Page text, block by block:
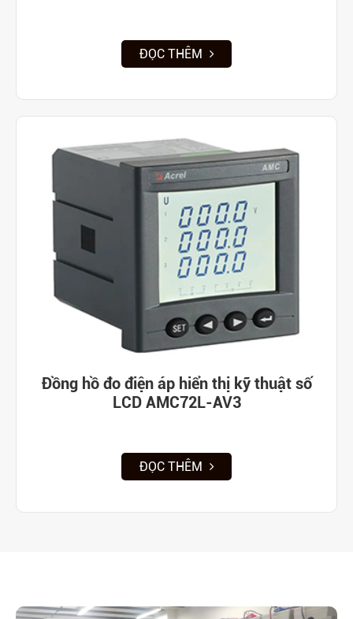
ĐỌC THÊM
Đồng hồ đo điện áp hiển thị kỹ thuật số
LCD AMC72L-AV3
ĐỌC THÊM